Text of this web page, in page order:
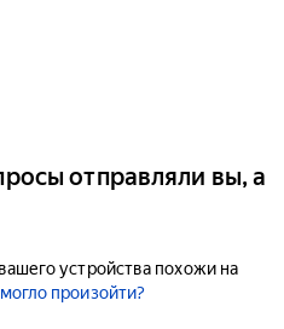
отправляли вы, а
устройства похожи на
произойти?